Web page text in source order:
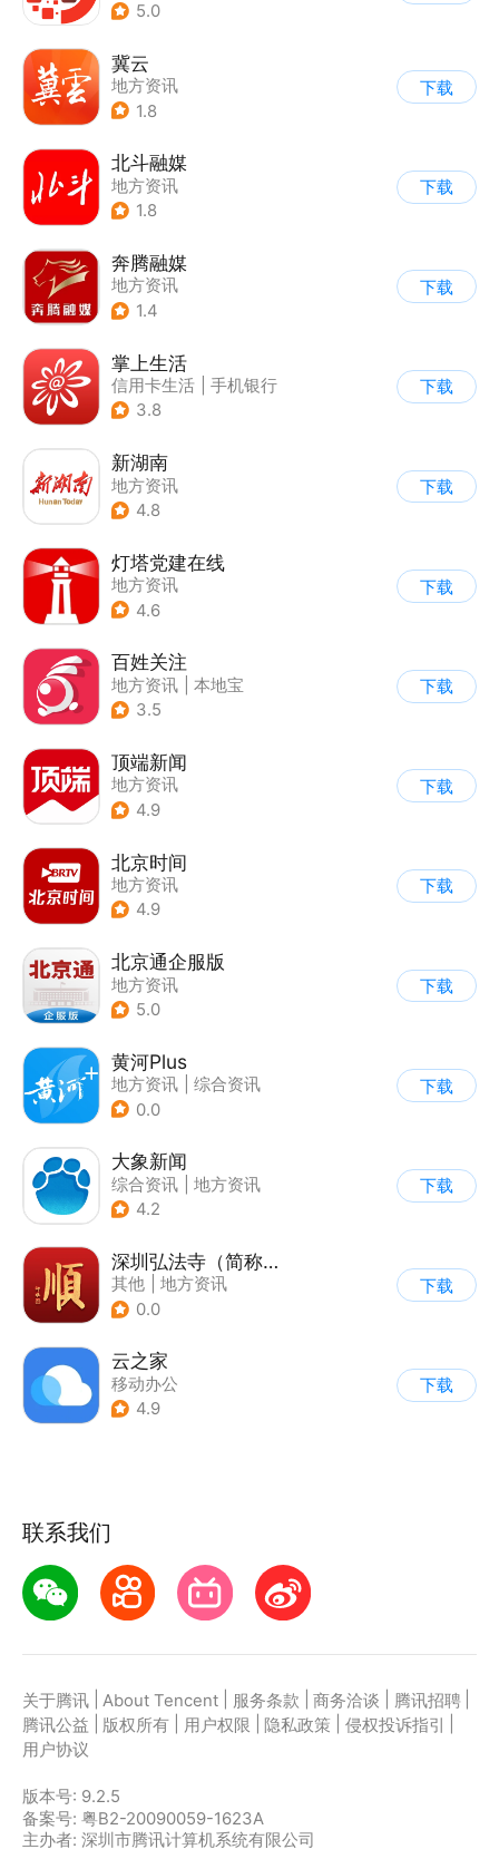
5.0
冀云
地方资讯
1.8
下载
北斗融媒
地方资讯
1.8
下载
奔腾融媒
地方资讯
1.4
下载
掌上生活
信用卡生活
手机银行
3.8
下载
新湖南
地方资讯
4.8
下载
灯塔党建在线
地方资讯
4.6
下载
百姓关注
地方资讯
本地宝
3.5
下载
顶端新闻
地方资讯
4.9
下载
北京时间
地方资讯
4.9
下载
北京通企服版
地方资讯
5.0
下载
黄河Plus
地方资讯
综合资讯
0.0
下载
大象新闻
综合资讯
地方资讯
4.2
下载
深圳弘法寺（简称：福顺弘法）
其他
地方资讯
0.0
下载
云之家
移动办公
4.9
下载
联系我们
关于腾讯 About Tencent 服务条款 商务洽谈 腾讯招聘
腾讯公益
版权所有 用户权限 隐私政策 侵权投诉指引
用户协议
版本号: 9.2.5
备案号: 粤B2-20090059-1623A
主办者: 深圳市腾讯计算机系统有限公司